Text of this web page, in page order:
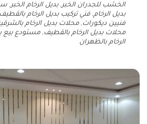
الخشب للجدران الخبر ,بديل الرخام الخبر ,
بديل الرخام, فني تركيب بديل الرخام بالقطيف
فنيين ديكورات ,محلات بديل الرخام
محلات بديل الرخام بالقطيف ,مستودع بيع
الرخام بالظهران